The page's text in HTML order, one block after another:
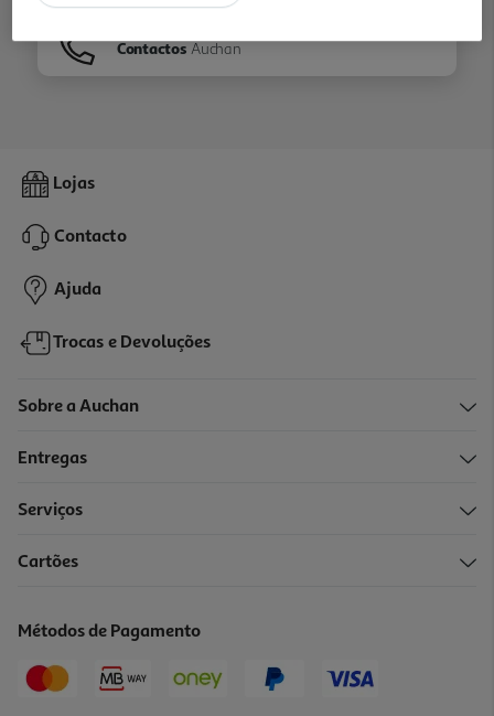
Contactos Auchan
Lojas
Contacto
Ajuda
Trocas e Devoluções
Sobre a Auchan
Entregas
Serviços
Cartões
Métodos de Pagamento